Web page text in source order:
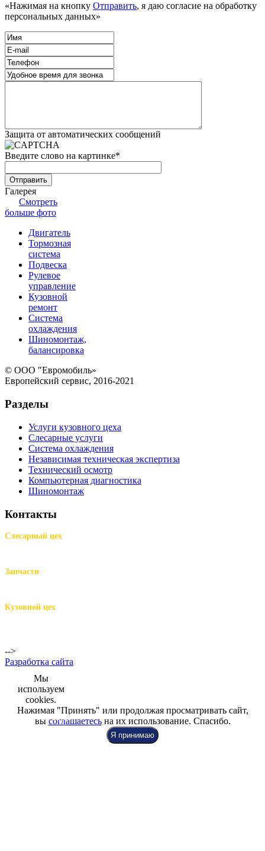
«Нажимая на кнопку Отправить, я даю согласие на обработку
персональных данных»
Защита от автоматических сообщений
Введите слово на картинке*
Галерея
Смотреть
больше фото
Двигатель
Тормозная
система
Подвеска
Рулевое
управление
Кузовной
ремонт
Система
охлаждения
Шиномонтаж,
балансировка
© ООО "Евромобиль»
Европейский сервис, 2016-2021
Разделы
Услуги кузовного цеха
Слесарные услуги
Система охлаждения
Независимая техническая экспертиза
Технический осмотр
Компьютерная диагностика
Шиномонтаж
Контакты
Слесарный цех
+7 (812) 942-00-99
Запчасти
+7 (812) 918-80-40
Кузовной цех
+7 (812) 926-86-86
-->
Разработка сайта
Мы
используем
cookies.
Нажимая "Принять" или продолжая просматривать сайт,
вы соглашаетесьна их использование. Спасибо.
Я принимаю